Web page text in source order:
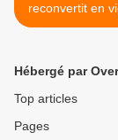
reconvertit en
la réunion
Bois !
Hébergé par
Top articles
Pages